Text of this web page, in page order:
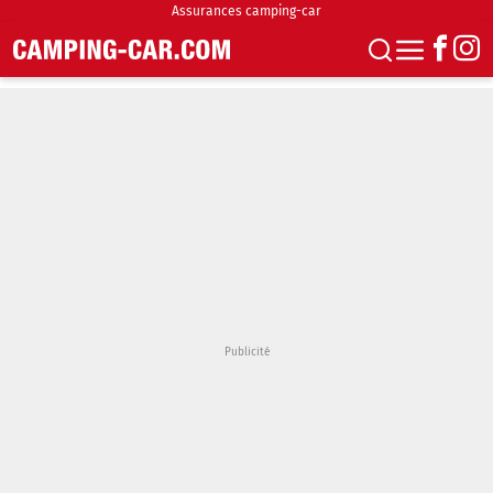
Assurances camping-car